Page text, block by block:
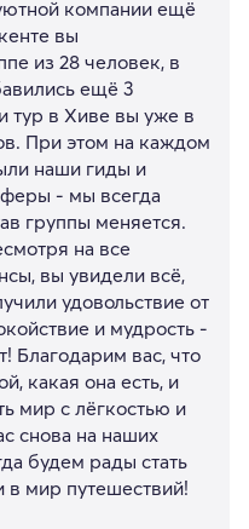
компании ещё
вы
из 28 человек, в
ещё 3
тур в Хиве вы уже в
При этом на каждом
наши гиды и
- мы всегда
группы меняется.
на все
вы увидели всё,
удовольствие от
и мудрость -
Благодарим вас, что
какая она есть, и
мир с лёгкостью и
снова на наших
будем рады стать
мир путешествий!